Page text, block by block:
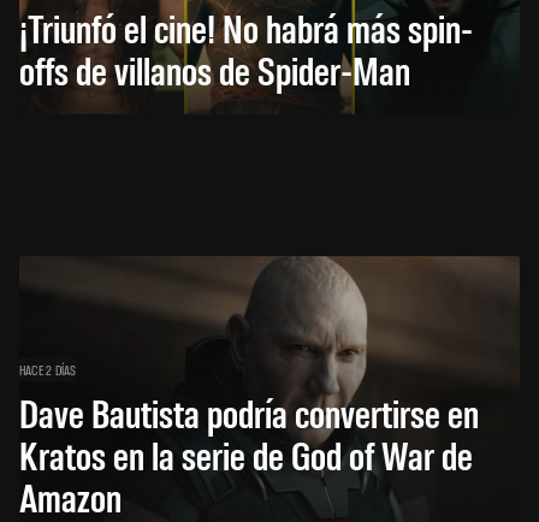
¡Triunfó el cine! No habrá más spin-
offs de villanos de Spider-Man
HACE 2 DÍAS
Dave Bautista podría convertirse en
Kratos en la serie de God of War de
Amazon